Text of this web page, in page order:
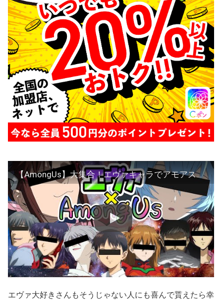
【AmongUs】大集合！エヴァキャラでアモアス【LIVE】
エヴァ大好きさんもそうじゃない人にも喜んで貰えたら幸